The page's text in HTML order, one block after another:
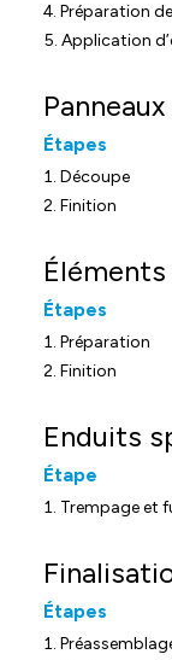
Préparation
Application
Panneaux
Étapes
Découpe
Finition
Étapes
Préparation
Finition
Enduits
Étape
Trempage et
Étapes